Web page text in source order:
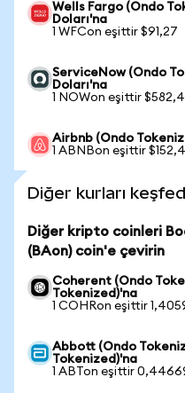
Wells Fargo (Ondo
Doları'na
1 WFCon eşittir $91,27
ServiceNow (Ondo
Doları'na
1 NOWon eşittir
Airbnb (Ondo
1 ABNBon eşittir
Diğer kurları
Diğer kripto coinleri
(BAon) coin'e çevirin
Coherent (Ondo
Tokenized)'na
1 COHRon eşittir
Abbott (Ondo
Tokenized)'na
1 ABTon eşittir